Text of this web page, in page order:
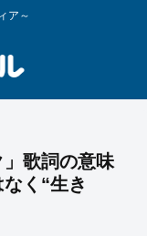
ア～
歌詞の意味
く“生き